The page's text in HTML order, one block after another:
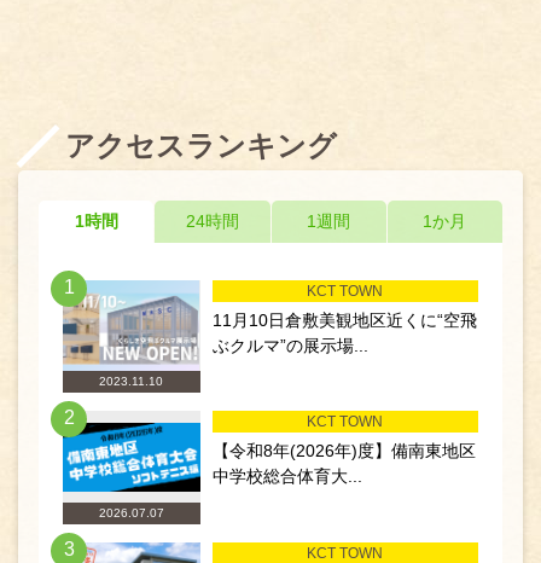
アクセスランキング
1時間 24時間 1週間 1か月
1
2023.11.10
KCT TOWN
11月10日倉敷美観地区近くに“空飛
ぶクルマ”の展示場...
2
2026.07.07
KCT TOWN
【令和8年(2026年)度】備南東地区
中学校総合体育大...
3 KCT TOWN